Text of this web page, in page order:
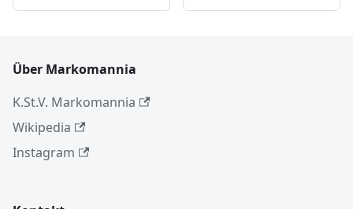
Über Markomannia
K.St.V. Markomannia
Wikipedia
Instagram